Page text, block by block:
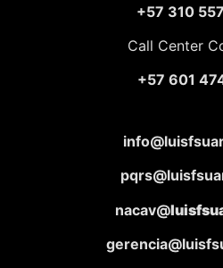
+57 310
Call Center
+57 601
nacav@